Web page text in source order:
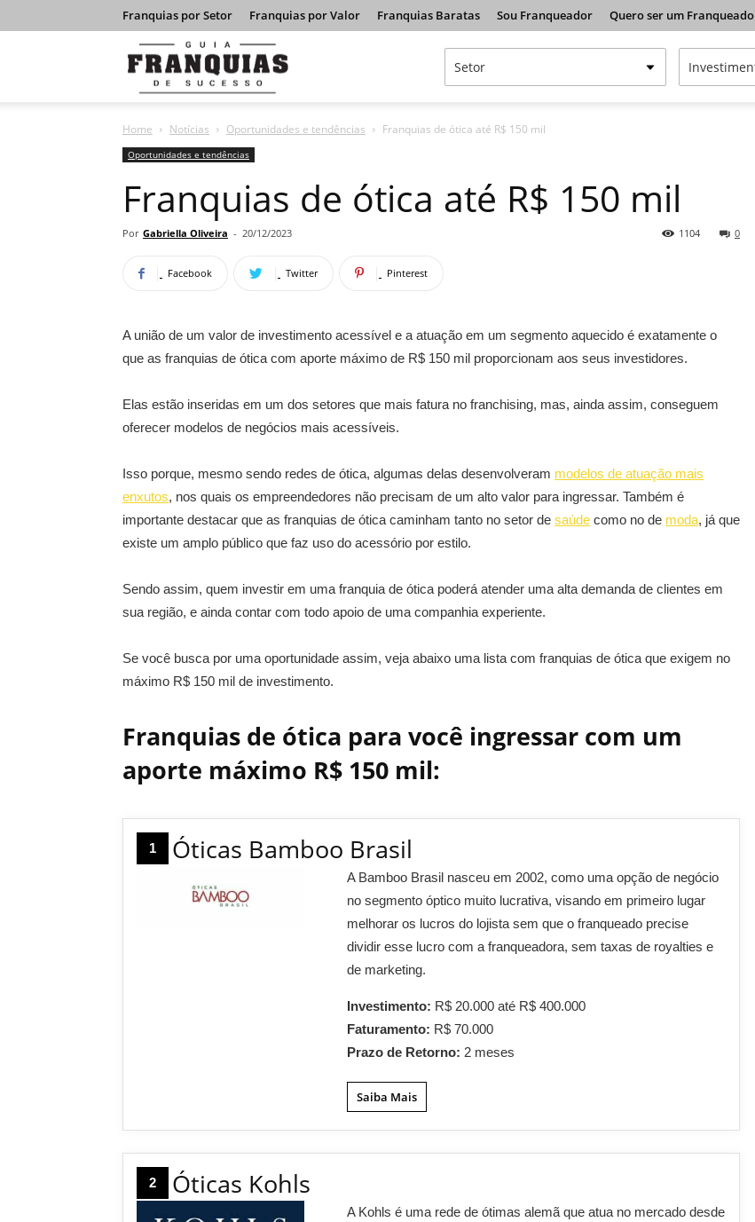
Franquias por Setor Franquias por Valor Franquias Baratas Sou Franqueador Quero ser um Franqueado
Franquias
de
Sucesso
Home Notícias Oportunidades e tendências Franquias de ótica até R$ 150 mil
Oportunidades e tendências
Franquias de ótica até R$ 150 mil
Por Gabriella Oliveira - 20/12/2023 0
1104
Facebook Twitter Pinterest
A união de um valor de investimento acessível e a atuação em um segmento aquecido é exatamente o
que as franquias de ótica com aporte máximo de R$ 150 mil proporcionam aos seus investidores.
Elas estão inseridas em um dos setores que mais fatura no franchising, mas, ainda assim, conseguem
oferecer modelos de negócios mais acessíveis.
Isso porque, mesmo sendo redes de ótica, algumas delas desenvolveram modelos de atuação mais
enxutos, nos quais os empreendedores não precisam de um alto valor para ingressar. Também é
importante destacar que as franquias de ótica caminham tanto no setor de saúde como no de moda, já que
existe um amplo público que faz uso do acessório por estilo.
Sendo assim, quem investir em uma franquia de ótica poderá atender uma alta demanda de clientes em
sua região, e ainda contar com todo apoio de uma companhia experiente.
Se você busca por uma oportunidade assim, veja abaixo uma lista com franquias de ótica que exigem no
máximo R$ 150 mil de investimento.
Franquias de ótica para você ingressar com um
aporte máximo R$ 150 mil:
1 Óticas Bamboo Brasil
A Bamboo Brasil nasceu em 2002, como uma opção de negócio
no segmento óptico muito lucrativa, visando em primeiro lugar
melhorar os lucros do lojista sem que o franqueado precise
dividir esse lucro com a franqueadora, sem taxas de royalties e
de marketing.
Investimento: R$ 20.000 até R$ 400.000
Faturamento: R$ 70.000
Prazo de Retorno: 2 meses
Saiba Mais
2 Óticas Kohls
A Kohls é uma rede de ótimas alemã que atua no mercado desde